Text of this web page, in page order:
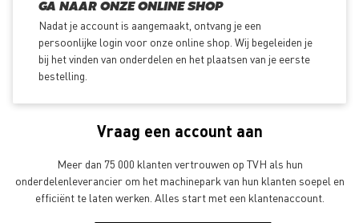
GA NAAR ONZE ONLINE SHOP
Nadat je account is aangemaakt, ontvang je een
persoonlijke login voor onze online shop. Wij begeleiden je
bij het vinden van onderdelen en het plaatsen van je eerste
bestelling.
Vraag een account aan
Meer dan 75 000 klanten vertrouwen op TVH als hun
onderdelenleverancier om het machinepark van hun klanten soepel en
efficiënt te laten werken. Alles start met een klantenaccount.